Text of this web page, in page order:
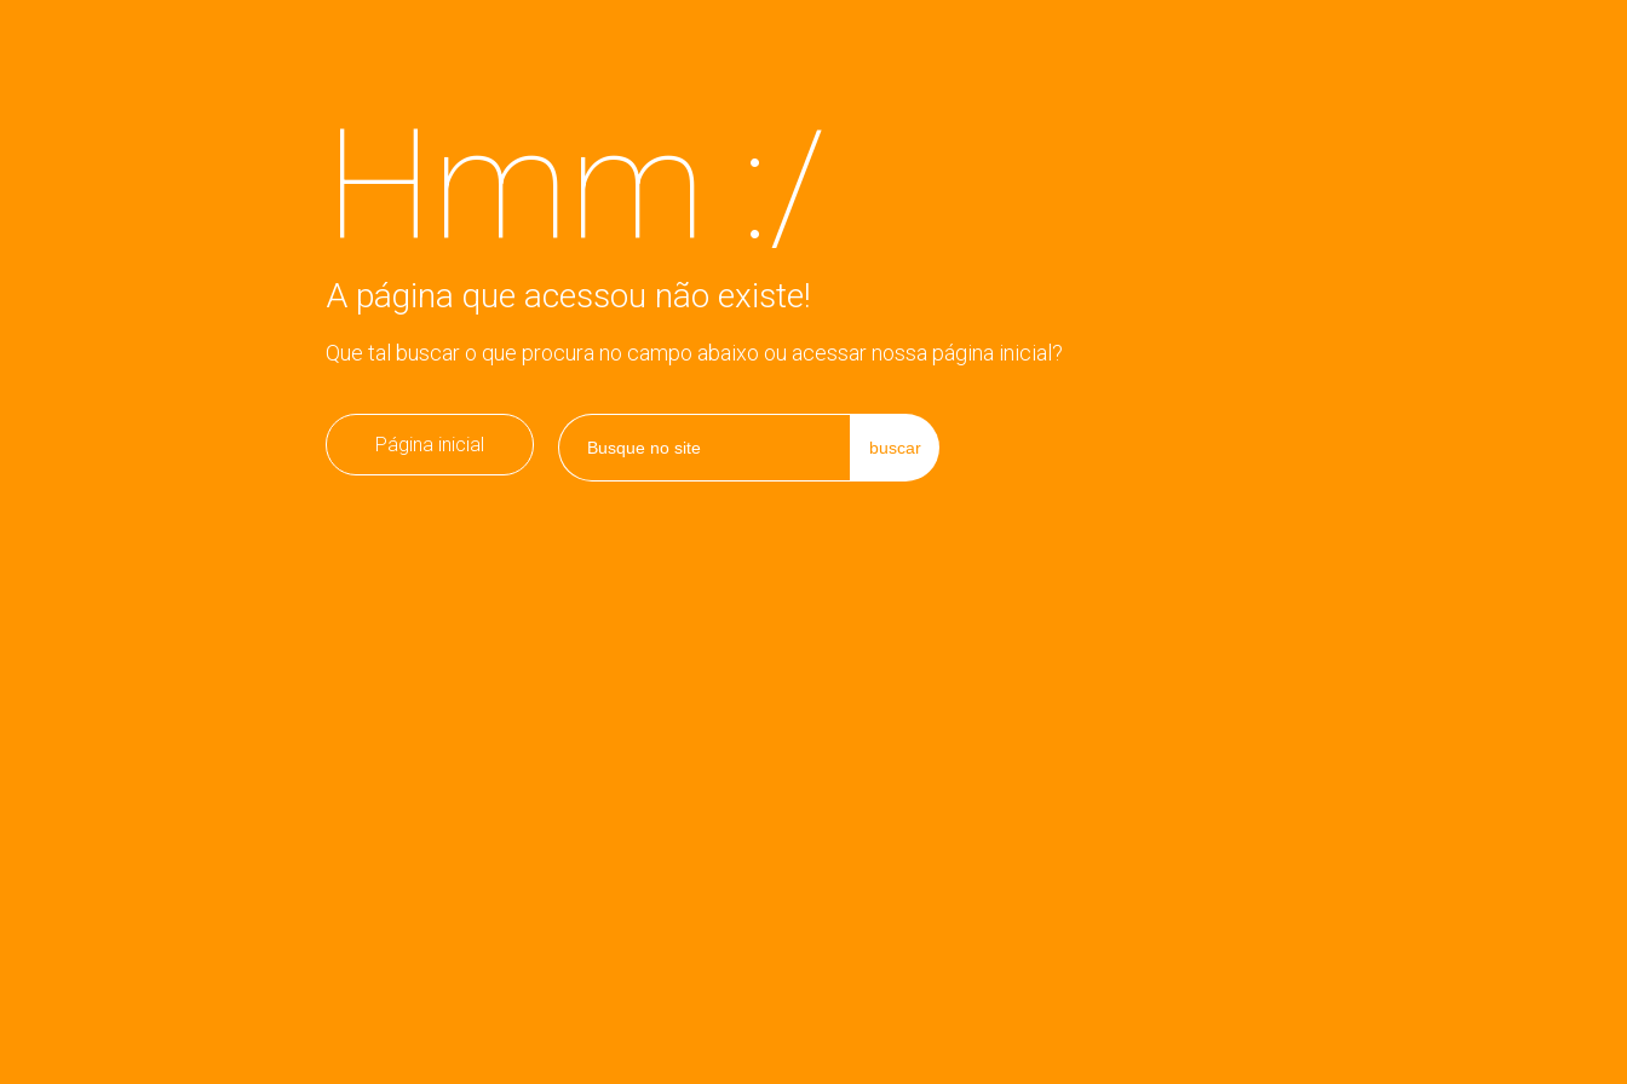
Hmm :/
A página que acessou não existe!
Que tal buscar o que procura no campo abaixo ou acessar nossa página inicial?
Página inicial